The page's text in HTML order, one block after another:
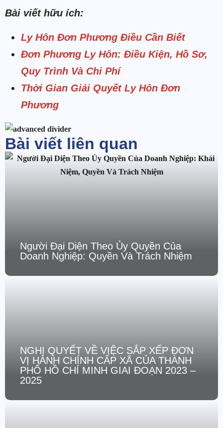
Bài viết hữu ích:
Ly Hôn Đơn Phương Điều Cần Biết
Đơn Phương Ly Hôn: Điều Kiện, Hồ Sơ,
Quy Trình Và Chi Phí
Thời Gian Giải Quyết Ly Hôn Đơn
Phương
Bài viết liên quan
Người Đại Diện Theo Ủy Quyền Của
Doanh Nghiệp: Quyền Và Trách Nhiệm
NGHỊ QUYẾT VỀ VIỆC SẮP XẾP ĐƠN
VỊ HÀNH CHÍNH CẤP XÃ CỦA THÀNH
PHỐ HỒ CHÍ MINH GIAI ĐOẠN 2023 –
2025